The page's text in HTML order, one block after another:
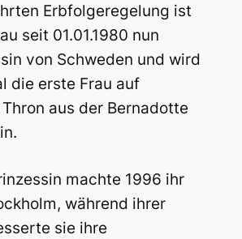
Erbfolgeregelung ist
seit 01.01.1980 nun
von Schweden und wird
die erste Frau auf
aus der Bernadotte
machte 1996 ihr
während ihrer
sie ihre